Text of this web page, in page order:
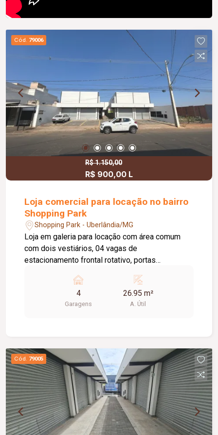
Cód. 79006
R$ 1.150,00
R$ 900,00 L
Loja comercial para locação no bairro
Shopping Park
Shopping Park - Uberlândia/MG
Loja em galeria para locação com área comum
com dois vestiários, 04 vagas de
estacionamento frontal rotativo, portas
alugar todas as salas juntas.
4
Garagens
26.95 m²
A. Útil
Cód. 79005